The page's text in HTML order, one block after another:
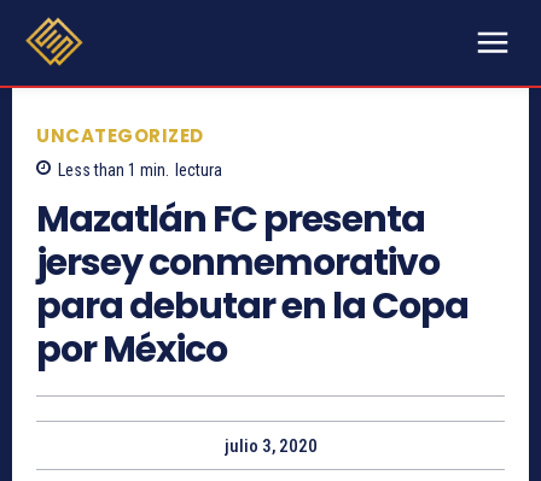
UNCATEGORIZED
Less than 1 min. lectura
Mazatlán FC presenta
jersey conmemorativo
para debutar en la Copa
por México
julio 3, 2020